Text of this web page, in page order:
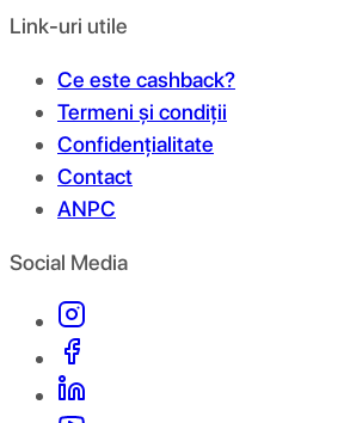
Link-uri utile
Ce este cashback?
Termeni și condiții
Confidențialitate
Contact
ANPC
Social Media